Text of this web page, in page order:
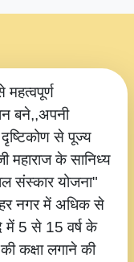
बने,,अपनी
से पूज्य
महाराज के सानिध्य
संस्कार योजना"
नगर में अधिक से
में 5 से 15 वर्ष के
कक्षा लगाने की